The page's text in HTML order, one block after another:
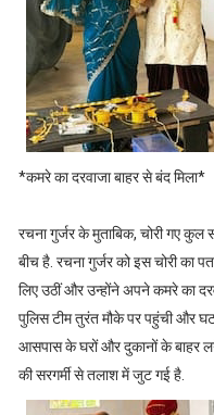
*कमरे का दरवाजा बाहर से बंद म‍िला*
रचना गुर्जर के मुताबिक, चोरी गए
बीच है. रचना गुर्जर को इस चोरी का
लिए उठीं और उन्होंने अपने कमरे का
पुलिस टीम तुरंत मौके पर पहुंची और
आसपास के घरों और दुकानों के बाहर
की सरगर्मी से तलाश में जुट गई है.